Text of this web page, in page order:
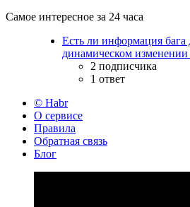
Самое интересное за 24 часа
Есть ли информация бага
динамическом
2 подписчика
1 ответ
© Habr
О сервисе
Правила
Обратная связь
Блог